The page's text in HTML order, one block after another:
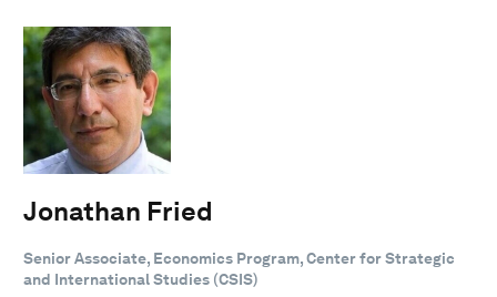
Jonathan Fried
Senior Associate, Economics Program, Center for Strategic
and International Studies (CSIS)